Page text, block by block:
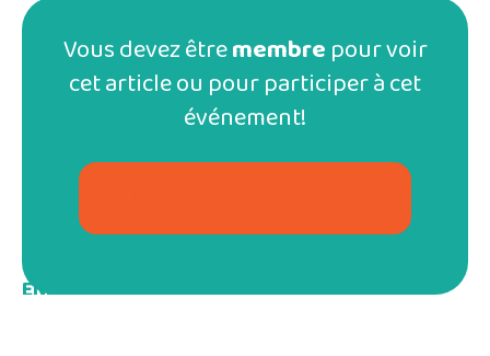
Vous devez êtremembrepour voir
cet article ou pour participer à cet
événement!
ENJEUX